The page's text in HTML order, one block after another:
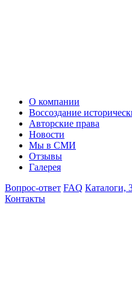
О компании
Воссоздание
Авторские права
Новости
Мы в СМИ
Отзывы
Галерея
Вопрос-ответ FAQ Каталоги,
Контакты